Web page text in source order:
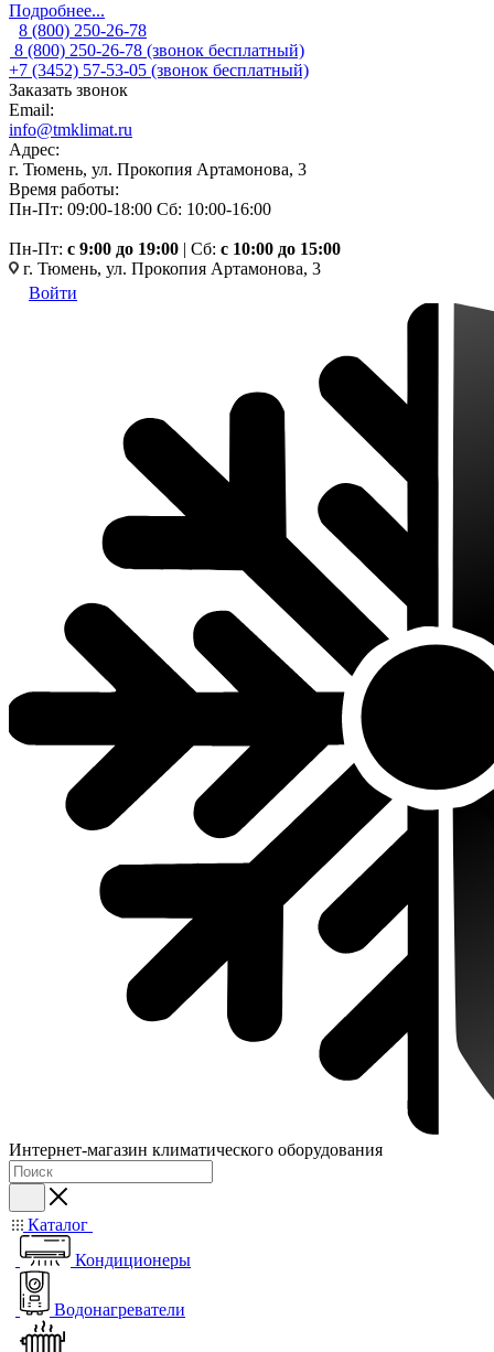
Подробнее...
8 (800) 250-26-78
8 (800) 250-26-78 (звонок бесплатный)
+7 (3452) 57-53-05 (звонок бесплатный)
Заказать звонок
Email:
info@tmklimat.ru
Адрес:
г. Тюмень, ул. Прокопия Артамонова, 3
Время работы:
Пн-Пт: 09:00-18:00 Сб: 10:00-16:00
Пн-Пт: c 9:00 до 19:00 | Сб: с 10:00 до 15:00
г. Тюмень, ул. Прокопия Артамонова, 3
Войти
Интернет-магазин климатического оборудования
Каталог
Кондиционеры
Водонагреватели